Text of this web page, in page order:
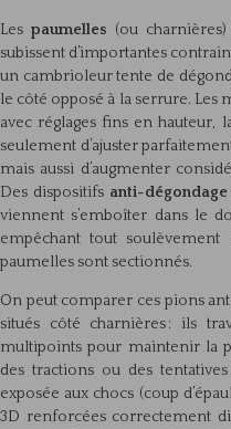
Les paumelles (ou
subissent d’importantes
un cambrioleur tente de
le côté opposé à la serrure. Les
avec réglages fins en hauteur,
seulement d’ajuster
mais aussi d’augmenter
Des dispositifs anti-dégondage
viennent s’emboîter dans le
empêchant tout
paumelles sont sectionnés.
On peut comparer ces pions
situés côté charnières : ils
multipoints pour maintenir la
des tractions ou des
exposée aux chocs (coup
3D renforcées correctement